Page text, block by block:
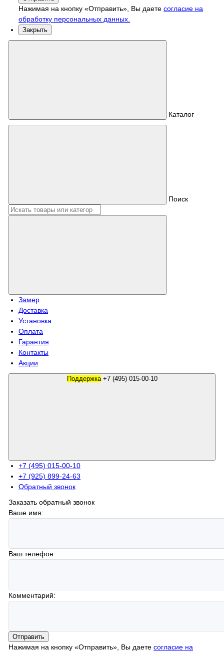
Нажимая на кнопку «Отправить», Вы даете согласие на
обработку персональных данных.
Закрыть
Каталог
Поиск
Замер
Доставка
Установка
Оплата
Гарантия
Контакты
Акции
Поддержка +7 (495) 015-00-10
+7 (495) 015-00-10
+7 (925) 899-24-63
Обратный звонок
Заказать обратный звонок
Ваше имя:
Ваш телефон:
Комментарий:
Отправить
Нажимая на кнопку «Отправить», Вы даете согласие на